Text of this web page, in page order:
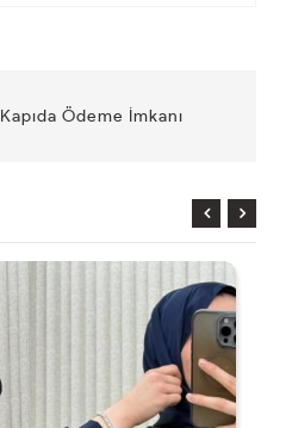
Kapıda Ödeme İmkanı